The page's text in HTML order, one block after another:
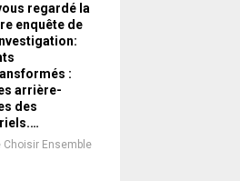
regardé la
enquête de
:
arrière-
des
Choisir Ensemble